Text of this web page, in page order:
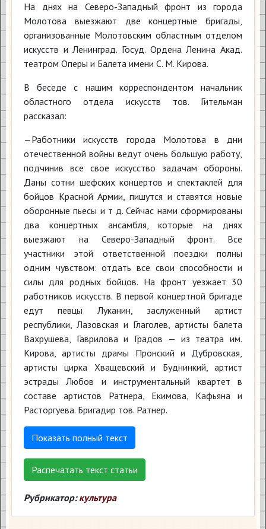
На днях на Северо-Западный фронт из города
Молотова выезжают две концертные бригады,
организованные Молотовским областным отделом
искусств и Ленинград. Госуд. Ордена Ленина Акад.
театром Оперы и Балета имени С. М. Кирова.
В беседе с нашим корреспондентом начальник
областного отдела искусств тов. Гительман
рассказал:
—Работники искусств города Молотова в дни
отечественной войны ведут очень большую работу,
подчинив все свое искусство задачам обороны.
Даны сотни шефских концертов и спектаклей для
бойцов Красной Армии, пишутся и ставятся новые
оборонные пьесы и т д. Сейчас нами сформированы
два концертных ансамбля, которые на днях
выезжают на Северо-Западный фронт. Все
участники этой ответственной поездки полны
одним чувством: отдать все свои способности и
силы для родных бойцов. На фронт уезжает 30
работников искусств. В первой концертной бригаде
едут певцы Луканин, заслуженный артист
республики, Лазовская и Глаголев, артисты балета
Вахрушева, Гаврилова и Градов — из театра им.
Кирова, артисты драмы Пронский и Дубровская,
артисты цирка Хващевский и Буднинкий, артист
эстрады Любов и инструментальный квартет в
составе артистов Ратнера, Екимова, Кафьяна и
Расторгуева. Бригадир тов. Ратнер.
Показать полный текст
Распечатать текст статьи
Рубрикатор: культура